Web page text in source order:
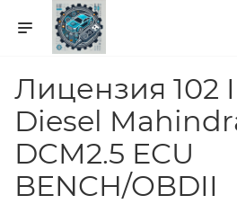
Лицензия 102
Diesel
DCM2.5 ECU
BENCH/OBDII